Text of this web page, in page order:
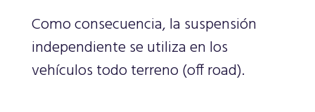
Como consecuencia, la suspensión
independiente se utiliza en los
vehículos todo terreno (off road).